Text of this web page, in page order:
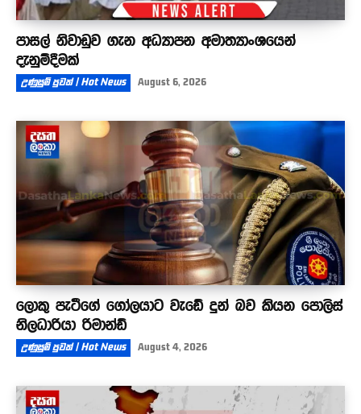
පාසල් නිවාඩුව ගැන අධ්‍යාපන අමාත්‍යාංශයෙන්
දැනුම්දීමක්
උණුසුම් පුවත් | Hot News August 6, 2026
ලොකු පැටීගේ ගෝලයාට වැඩේ දුන් බව කියන පොලිස්
නිලධාරියා රිමාන්ඩ්
උණුසුම් පුවත් | Hot News August 4, 2026